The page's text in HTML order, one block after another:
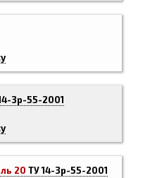
3р-55-2001
20 ТУ 14-3р-55-2001